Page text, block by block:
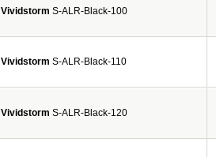
Vividstorm S-ALR-Black-100
Vividstorm S-ALR-Black-110
Vividstorm S-ALR-Black-120